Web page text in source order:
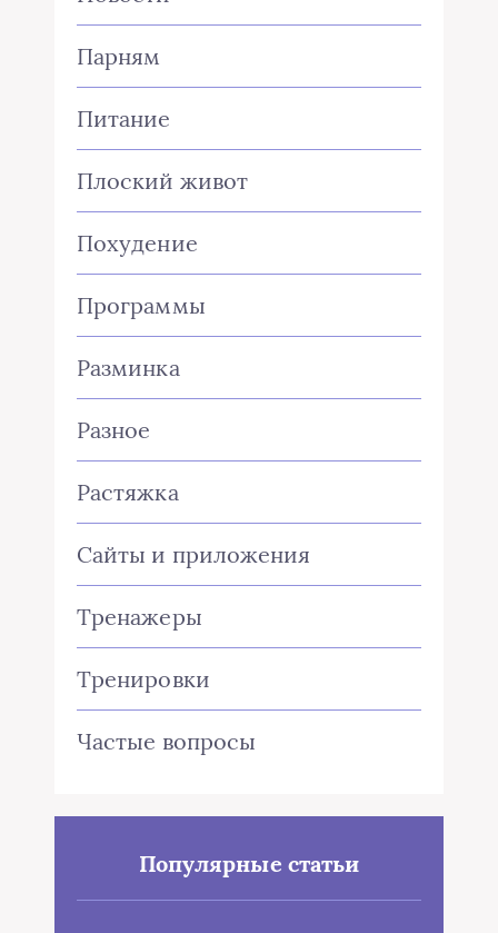
Парням
Питание
Плоский живот
Похудение
Программы
Разминка
Разное
Растяжка
Сайты и приложения
Тренажеры
Тренировки
Частые вопросы
Популярные статьи